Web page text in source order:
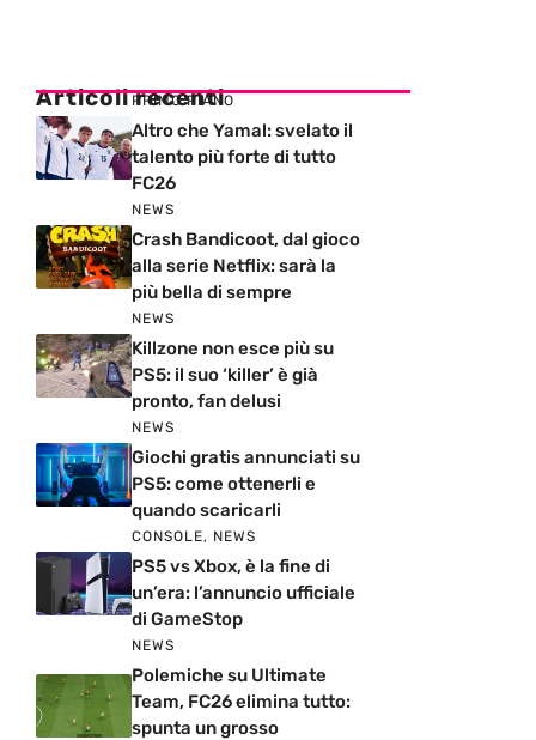
Articoli recenti
PRIMO PIANO
Altro che Yamal: svelato il
talento più forte di tutto
FC26
NEWS
Crash Bandicoot, dal gioco
alla serie Netflix: sarà la
più bella di sempre
NEWS
Killzone non esce più su
PS5: il suo ‘killer’ è già
pronto, fan delusi
NEWS
Giochi gratis annunciati su
PS5: come ottenerli e
quando scaricarli
CONSOLE, NEWS
PS5 vs Xbox, è la fine di
un’era: l’annuncio ufficiale
di GameStop
NEWS
Polemiche su Ultimate
Team, FC26 elimina tutto:
spunta un grosso